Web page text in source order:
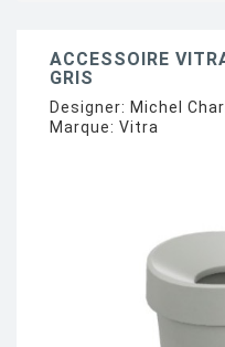
ACCESSOIRE
GRIS
Designer: Michel
Marque: Vitra